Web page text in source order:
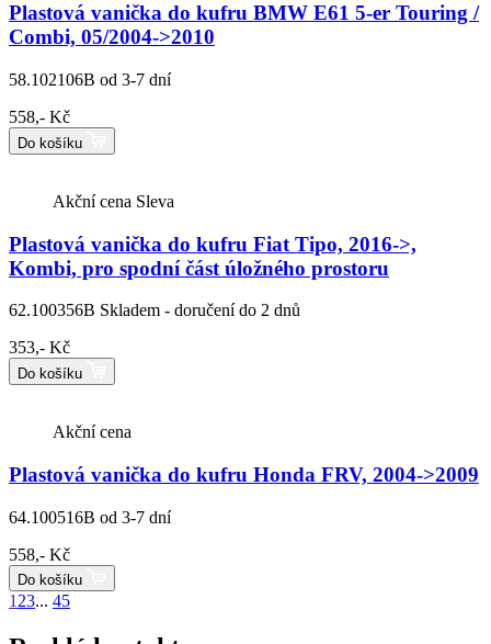
Plastová vanička do kufru BMW E61 5-er Touring /
Combi, 05/2004->2010
58.102106B od 3-7 dní
558,- Kč
Do košíku
Akční cena Sleva
Plastová vanička do kufru Fiat Tipo, 2016->,
Kombi, pro spodní část úložného prostoru
62.100356B Skladem - doručení do 2 dnů
353,- Kč
Do košíku
Akční cena
Plastová vanička do kufru Honda FRV, 2004->2009
64.100516B od 3-7 dní
558,- Kč
Do košíku
123... 45